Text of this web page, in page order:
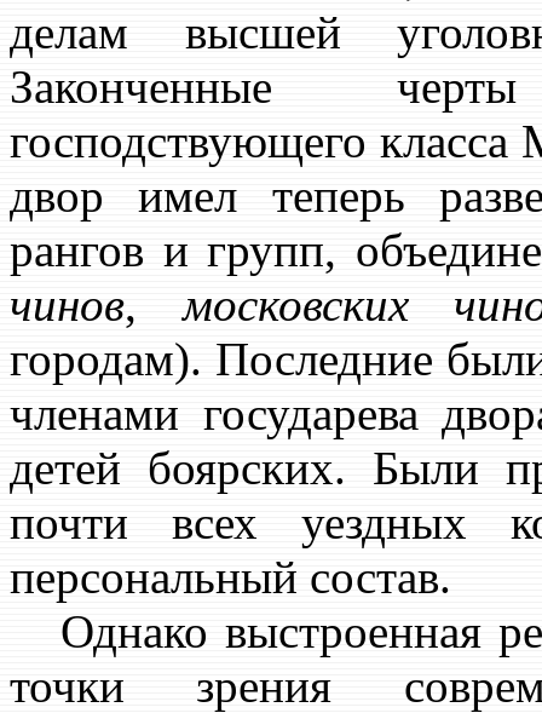
делам высшей
Законченные
господствующего класса
двор имел теперь
рангов и групп,
чинов,московских
городам). Последние
членами государева
детей боярских. Были
почти всех уездных
персональный состав.
Однако выстроенная
точки зрения